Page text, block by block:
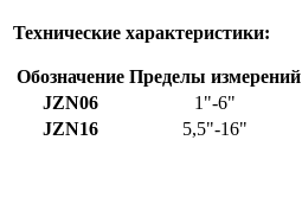
Технические характеристики:
Обозначение Пределы измерений
JZN06
1"-6"
JZN16
5,5"-16"